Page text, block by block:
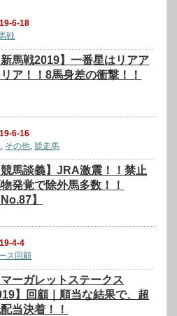
6-18
戦
新馬戦2019】一番星はリアア
リア！！8馬身差の衝撃！！
6-16
その他 ,競走馬
競馬談義】JRA激震！！禁止
発覚で除外馬多数！！
No.87】
4-4
ス回顧
マーガレットステークス
】回顧｜順当な結果で、超
当決着！！